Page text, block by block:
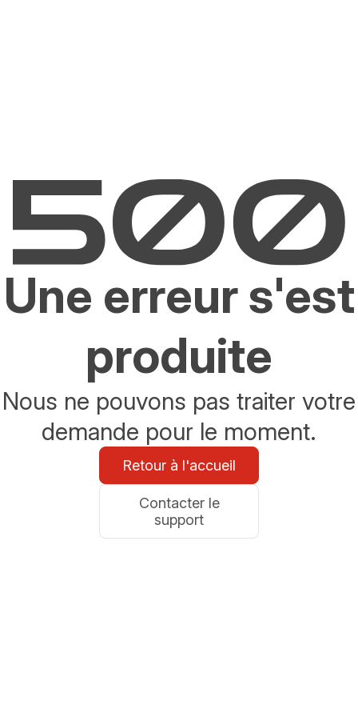
Une erreur s'est
produite
Nous ne pouvons pas traiter votre
demande pour le moment.
Retour à l'accueil
Contacter le
support